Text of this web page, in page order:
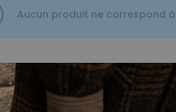
Aucun produit ne correspond